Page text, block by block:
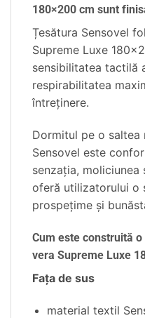
180×200 cm sunt
Țesătura Sensovel
Supreme Luxe
sensibilitatea tactilă
respirabilitatea
întreținere.
Dormitul pe o saltea
Sensovel este
senzația,
oferă utilizatorului o
prospețime și
Cum este construită
vera Supreme Luxe
Faţa de sus
material textil